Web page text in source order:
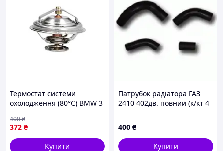
Термостат системи
охолодження (80°C) BMW 3
(E38), FORD GALAXY I,
GALAXY MK I, GRANADA,
SIERRA II,
372 ₴
400₴
Купити
Патрубок радіатора ГАЗ
2410 402дв. повний (к/кт 4
400 ₴
Купити